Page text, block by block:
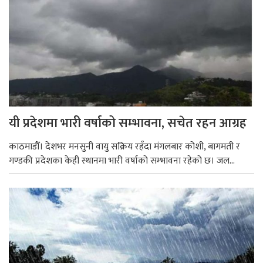
यी प्रदेशमा भारी वर्षाको सम्भावना, सचेत रहन आग्रह
काठमाडौँ। देशभर मनसुनी वायु सक्रिय रहँदा मंगलबार कोशी, बागमती र
गण्डकी प्रदेशका केही स्थानमा भारी वर्षाको सम्भावना रहेको छ। जल...